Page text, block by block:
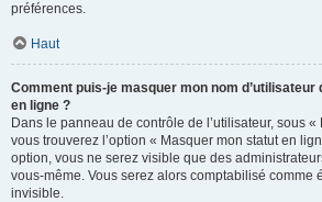
préférences.
Haut
Comment puis-je masquer mon nom
en ligne ?
Dans le panneau de contrôle de l’utilisateur, sous
vous trouverez l’option « Masquer mon statut en
option, vous ne serez visible que des
vous-même. Vous serez alors comptabilisé comme
invisible.